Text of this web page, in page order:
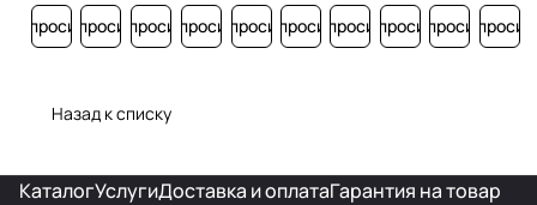
ЗапроситьЗапроситьЗапроситьЗапроситьЗапроситьЗапроситьЗапроситьЗапроситьЗапросить
Назад к списку
КаталогУслугиДоставка и оплатаГарантия на товар